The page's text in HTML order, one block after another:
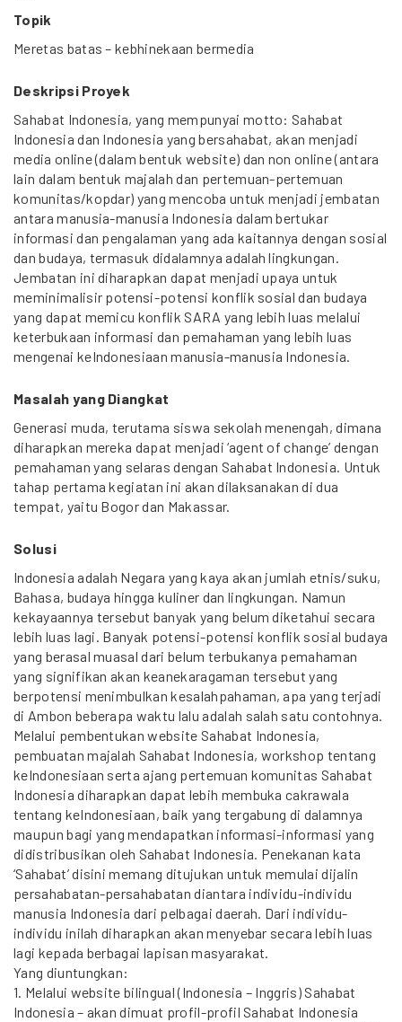
Topik
Meretas batas – kebhinekaan bermedia
Deskripsi Proyek
Sahabat Indonesia, yang mempunyai motto: Sahabat
Indonesia dan Indonesia yang bersahabat, akan menjadi
media online (dalam bentuk website) dan non online (antara
lain dalam bentuk majalah dan pertemuan-pertemuan
komunitas/kopdar) yang mencoba untuk menjadi jembatan
antara manusia-manusia Indonesia dalam bertukar
informasi dan pengalaman yang ada kaitannya dengan sosial
dan budaya, termasuk didalamnya adalah lingkungan.
Jembatan ini diharapkan dapat menjadi upaya untuk
meminimalisir potensi-potensi konflik sosial dan budaya
yang dapat memicu konflik SARA yang lebih luas melalui
keterbukaan informasi dan pemahaman yang lebih luas
mengenai keIndonesiaan manusia-manusia Indonesia.
Masalah yang Diangkat
Generasi muda, terutama siswa sekolah menengah, dimana
diharapkan mereka dapat menjadi ‘agent of change’ dengan
pemahaman yang selaras dengan Sahabat Indonesia. Untuk
tahap pertama kegiatan ini akan dilaksanakan di dua
tempat, yaitu Bogor dan Makassar.
Solusi
Indonesia adalah Negara yang kaya akan jumlah etnis/suku,
Bahasa, budaya hingga kuliner dan lingkungan. Namun
kekayaannya tersebut banyak yang belum diketahui secara
lebih luas lagi. Banyak potensi-potensi konflik sosial budaya
yang berasal muasal dari belum terbukanya pemahaman
yang signifikan akan keanekaragaman tersebut yang
berpotensi menimbulkan kesalahpahaman, apa yang terjadi
di Ambon beberapa waktu lalu adalah salah satu contohnya.
Melalui pembentukan website Sahabat Indonesia,
pembuatan majalah Sahabat Indonesia, workshop tentang
keIndonesiaan serta ajang pertemuan komunitas Sahabat
Indonesia diharapkan dapat lebih membuka cakrawala
tentang keIndonesiaan, baik yang tergabung di dalamnya
maupun bagi yang mendapatkan informasi-informasi yang
didistribusikan oleh Sahabat Indonesia. Penekanan kata
‘Sahabat’ disini memang ditujukan untuk memulai dijalin
persahabatan-persahabatan diantara individu-individu
manusia Indonesia dari pelbagai daerah. Dari individu-
individu inilah diharapkan akan menyebar secara lebih luas
lagi kepada berbagai lapisan masyarakat.
Yang diuntungkan:
1. Melalui website bilingual (Indonesia – Inggris) Sahabat
Indonesia – akan dimuat profil-profil Sahabat Indonesia